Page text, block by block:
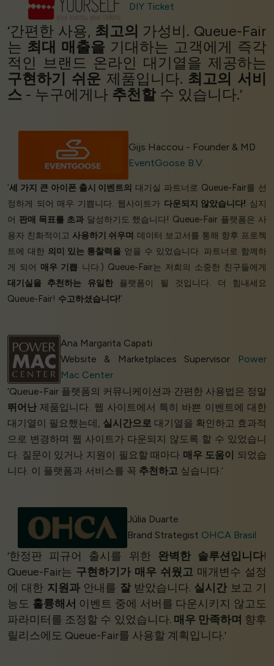
DIY Ticket
‘간편한 사용, 최고의 가성비. Queue-Fair
는 최대 매출을 기대하는 고객에게 즉각
적인 브랜드 온라인 대기열을 제공하는
구현하기 쉬운 제품입니다. 최고의 서비
스 - 누구에게나 추천할수 있습니다.’
Gijs Haccou - Founder & MD
EventGoose B.V.
‘세 가지 큰 아이폰 출시 이벤트의 대기실 파트너로 Queue-Fair를 선
정하게 되어 매우 기쁩니다. 웹사이트가 다운되지 않았습니다! 심지
어 판매 목표를 초과달성하기도 했습니다! Queue-Fair 플랫폼은 사
용자 친화적이고사용하기 쉬우며 데이터 보고서를 통해 향후 프로젝
트에 대한 의미 있는 통찰력을 얻을 수 있었습니다. 파트너로 함께하
게 되어 매우 기쁩 니다.) Queue-Fair는 저희의 소중한 친구들에게
대기실을 추천하는 유일한플랫폼이 될 것입니다. 더 힘내세요
Queue-Fair! 수고하셨습니다!’
Ana Margarita Capati
Website & Marketplaces Supervisor
Power
Mac Center
‘Queue-Fair 플랫폼의 커뮤니케이션과 간편한 사용법은 정말
뛰어난 제품입니다. 웹 사이트에서 특히 바쁜 이벤트에 대한
대기열이 필요했는데, 실시간으로 대기열을 확인하고 효과적
으로 변경하며 웹 사이트가 다운되지 않도록 할 수 있었습니
다. 질문이 있거나 지원이 필요할 때마다 매우 도움이 되었습
니다. 이 플랫폼과 서비스를 꼭 추천하고 싶습니다.’
Júlia Duarte
Brand Strategist OHCA Brasil
‘한정판 피규어 출시를 위한 완벽한 솔루션입니다!
Queue-Fair는 구현하기가 매우 쉬웠고 매개변수 설정
에 대한 지원과안내를 잘받았습니다. 실시간 보고 기
능도 훌륭해서 이벤트 중에 서버를 다운시키지 않고도
파라미터를 조정할 수 있었습니다. 매우 만족하며 향후
릴리스에도 Queue-Fair를 사용할 계획입니다.’